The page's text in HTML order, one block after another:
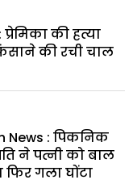
की हत्या
की रची चाल
News : पिकनिक
ने पत्नी को बाल
गला घोंटा